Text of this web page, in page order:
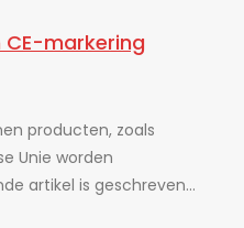
CE-markering
producten, zoals
Unie worden
artikel is geschreven...